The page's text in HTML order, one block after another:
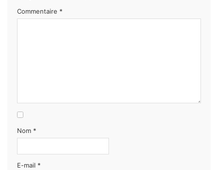
Commentaire *
Nom *
E-mail *